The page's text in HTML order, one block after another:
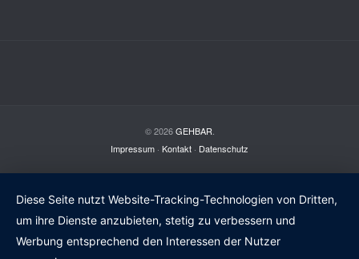
© 2026GEHBAR
Impressum · Kontakt · Datenschutz
Diese Seite nutzt Website-Tracking-Technologien von Dritten,
um ihre Dienste anzubieten, stetig zu verbessern und
Werbung entsprechend den Interessen der Nutzer